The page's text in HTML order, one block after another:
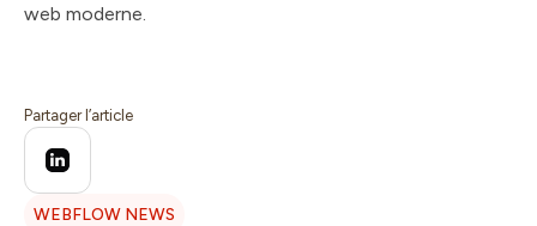
web moderne.
Partager l’article
WEBFLOW NEWS